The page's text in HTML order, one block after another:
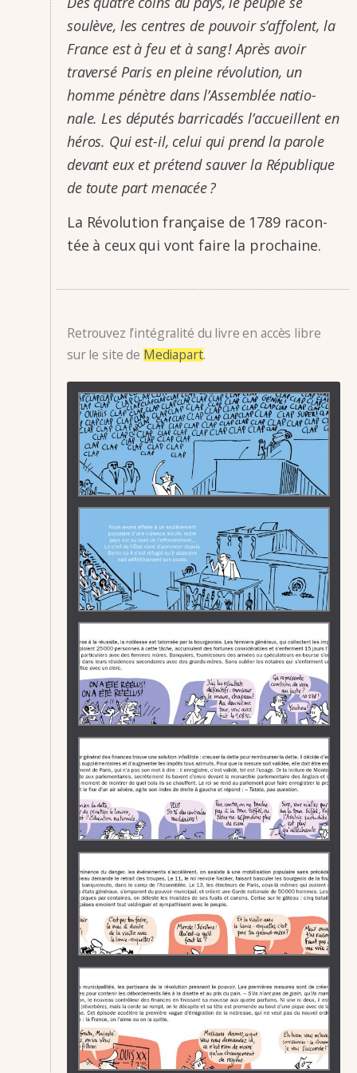
soulève, les centres de pouvoir s’af­folent, la
France est à feu et à sang ! Après avoir
traversé Paris en pleine révo­lu­tion, un
homme pénètre dans l’As­sem­blée natio­
nale. Les dépu­tés barri­ca­dés l’ac­cueillent en
héros. Qui est-il, celui qui prend la parole
devant eux et prétend sauver la Répu­blique
de toute part mena­cée ?
La Révo­lu­tion française de 1789 racon­
tée à ceux qui vont faire la prochaine.
Retrouvez l’intégralité du livre en accès libre
sur le site de Mediapart.